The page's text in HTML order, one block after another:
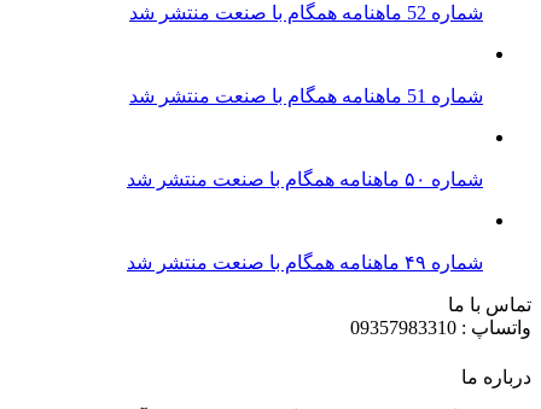
شماره 52 ماهنامه همگام با صنعت منتشر شد
شماره 51 ماهنامه همگام با صنعت منتشر شد
شماره ۵۰ ماهنامه همگام با صنعت منتشر شد
شماره ۴۹ ماهنامه همگام با صنعت منتشر شد
تماس با ما
واتساپ : 09357983310
درباره ما